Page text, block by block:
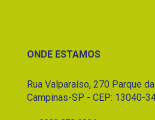
ONDE ESTAMOS
Rua Valparaíso, 270 Parque
Campinas-SP - CEP: 13040-